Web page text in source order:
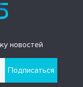
новостей
Подписаться